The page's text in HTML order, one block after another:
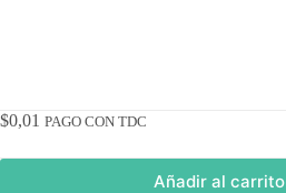
$0,01 PAGO CON TDC
Añadir al carrito